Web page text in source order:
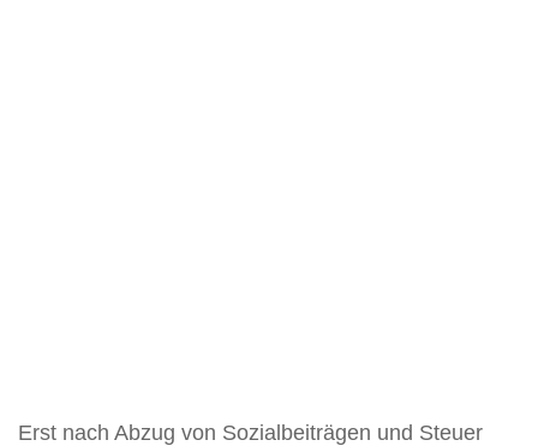
Erst nach Abzug von Sozialbeiträgen und Steuer